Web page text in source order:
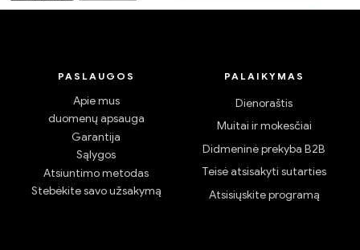
PASLAUGOS
Apie mus
duomenų apsauga
Garantija
Sąlygos
Atsiuntimo metodas
Stebėkite savo užsakymą
PALAIKYMAS
Dienoraštis
Muitai ir mokesčiai
Didmeninė prekyba B2B
Teisė atsisakyti sutarties
Atsisiųskite programą